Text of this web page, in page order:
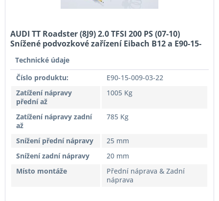
AUDI TT Roadster (8J9) 2.0 TFSI 200 PS (07-10)
Snížené podvozkové zařízení Eibach B12 a E90-15-
Technické údaje
Číslo produktu:
E90-15-009-03-22
Zatížení nápravy
přední až
1005 Kg
Zatížení nápravy zadní
až
785 Kg
Snížení přední nápravy
25 mm
Snížení zadní nápravy
20 mm
Místo montáže
Přední náprava & Zadní
náprava